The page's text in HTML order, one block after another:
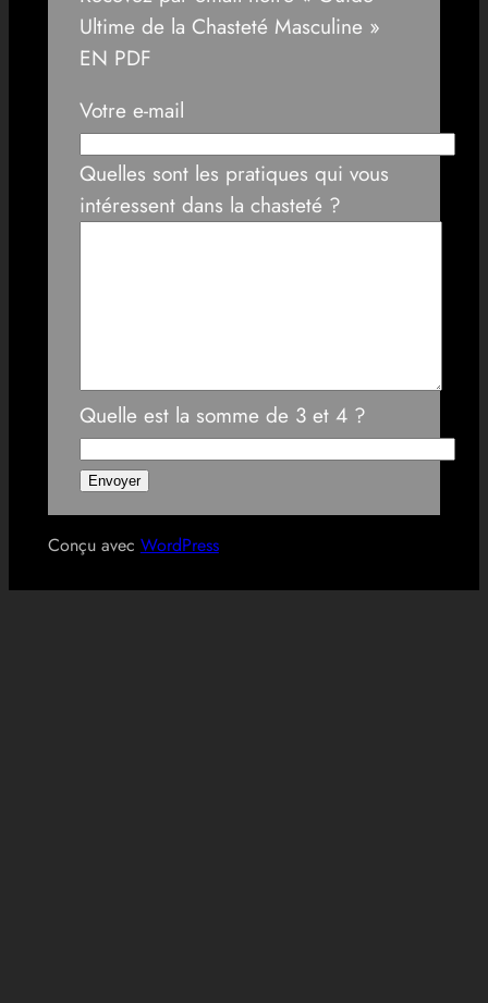
Ultime de la Chasteté Masculine »
EN PDF
Votre e-mail
Quelles sont les pratiques qui vous
intéressent dans la chasteté ?
Quelle est la somme de 3 et 4 ?
Conçu avec WordPress